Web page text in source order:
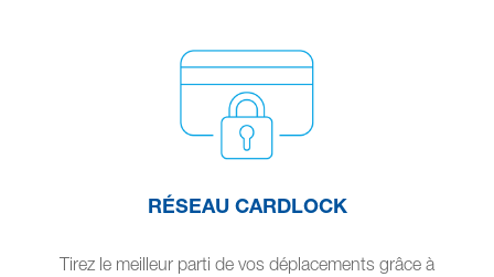
RÉSEAU CARDLOCK
Tirez le meilleur parti de vos déplacements grâce à